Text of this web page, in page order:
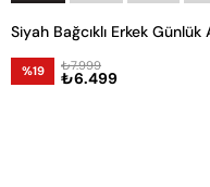
%19 ₺6.499
₺7.999